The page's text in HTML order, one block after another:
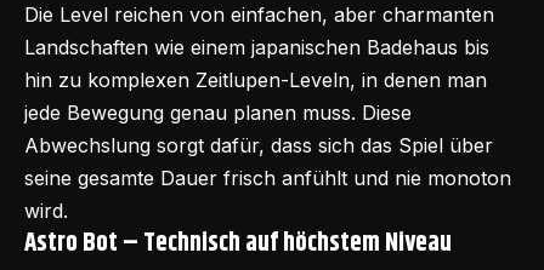
Die Level reichen von einfachen, aber charmanten
Landschaften wie einem japanischen Badehaus bis
hin zu komplexen Zeitlupen-Leveln, in denen man
jede Bewegung genau planen muss. Diese
Abwechslung sorgt dafür, dass sich das Spiel über
seine gesamte Dauer frisch anfühlt und nie monoton
wird.
Astro Bot –Technisch auf höchstem Niveau